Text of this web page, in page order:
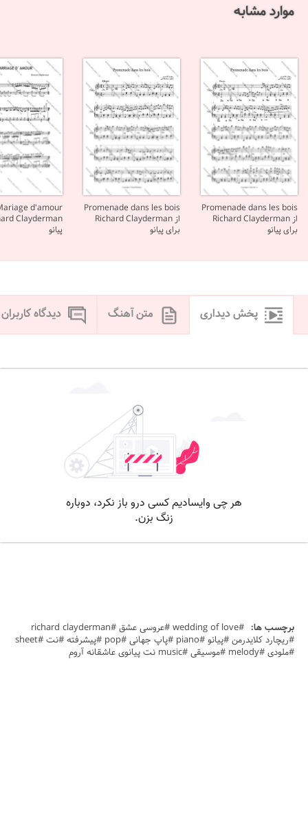
موارد مشابه
Promenade dans les bois
از Richard Clayderman
برای پیانو
Promenade dans les bois
از Richard Clayderman
برای پیانو
پیانو
پخش دیداری متن آهنگ دیدگاه کاربران
برچسب ها:
#wedding of love #عروسی عشق #richard clayderman
#ریچارد کلایدرمن #پیانو #piano #پاپ جهانی #pop #پیشرفته #نت #sheet
#ملودی #melody #موسیقی #music نت پیانوی عاشقانه آروم